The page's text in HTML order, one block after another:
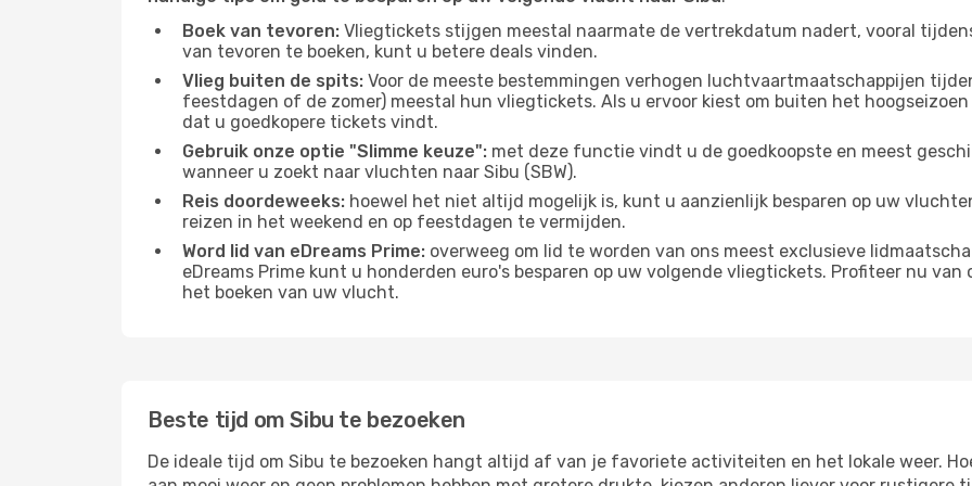
Boek van tevoren: Vliegtickets stijgen meestal naarmate de vertrekdatum nadert, vooral
van tevoren te boeken, kunt u betere deals vinden.
Vlieg buiten de spits: Voor de meeste bestemmingen verhogen luchtvaartmaatschappijen
feestdagen of de zomer) meestal hun vliegtickets. Als u ervoor kiest om buiten het
dat u goedkopere tickets vindt.
Gebruik onze optie "Slimme keuze": met deze functie vindt u de goedkoopste en meest
wanneer u zoekt naar vluchten naar Sibu (SBW).
Reis doordeweeks: hoewel het niet altijd mogelijk is, kunt u aanzienlijk besparen op uw
reizen in het weekend en op feestdagen te vermijden.
Word lid van eDreams Prime: overweeg om lid te worden van ons meest exclusieve
eDreams Prime kunt u honderden euro's besparen op uw volgende vliegtickets. Profiteer nu
het boeken van uw vlucht.
Beste tijd om Sibu te bezoeken
De ideale tijd om Sibu te bezoeken hangt altijd af van je favoriete activiteiten en het lokale weer.